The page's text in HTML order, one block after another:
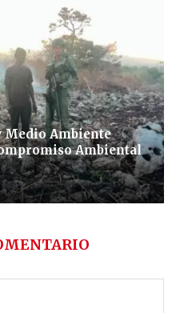
Medio Ambiente
Ambiental